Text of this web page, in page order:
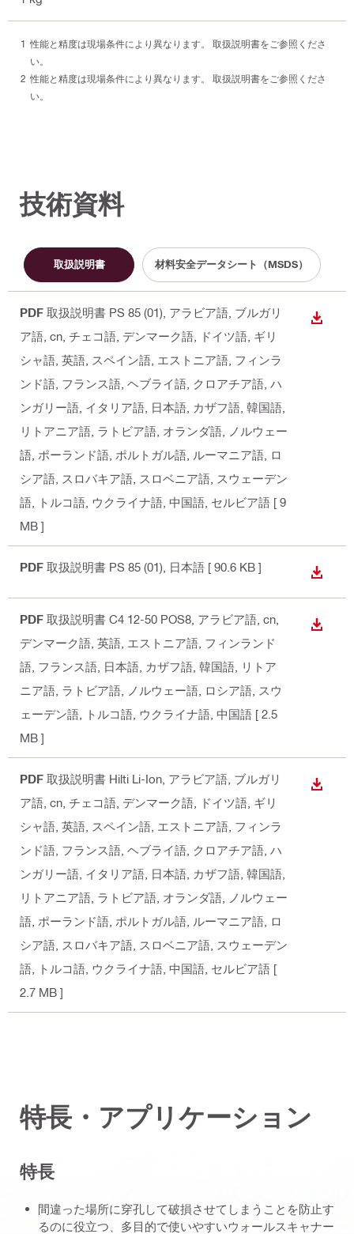
性能と精度は現場条件により異なります。 取扱説明書をご参照くださ
い。
性能と精度は現場条件により異なります。 取扱説明書をご参照くださ
い。
技術資料
取扱説明書 材料安全データシート（MSDS）
PDF 取扱説明書 PS 85 (01) , アラビア語, ブルガリ
ア語, cn, チェコ語, デンマーク語, ドイツ語, ギリ
シャ語, 英語, スペイン語, エストニア語, フィンラ
ンド語, フランス語, ヘブライ語, クロアチア語, ハ
ンガリー語, イタリア語, 日本語, カザフ語, 韓国語,
リトアニア語, ラトビア語, オランダ語, ノルウェー
語, ポーランド語, ポルトガル語, ルーマニア語, ロ
シア語, スロバキア語, スロベニア語, スウェーデン
語, トルコ語, ウクライナ語, 中国語, セルビア語 [ 9
MB ]
ダウン
PDF 取扱説明書 PS 85 (01) , 日本語 [ 90.6 KB ]
ダウン
PDF 取扱説明書 C4 12-50 POS8 , アラビア語, cn,
デンマーク語, 英語, エストニア語, フィンランド
語, フランス語, 日本語, カザフ語, 韓国語, リトア
ニア語, ラトビア語, ノルウェー語, ロシア語, スウ
ェーデン語, トルコ語, ウクライナ語, 中国語 [ 2.5
MB ]
ダウン
PDF 取扱説明書 Hilti Li-Ion , アラビア語, ブルガリ
ア語, cn, チェコ語, デンマーク語, ドイツ語, ギリ
シャ語, 英語, スペイン語, エストニア語, フィンラ
ンド語, フランス語, ヘブライ語, クロアチア語, ハ
ンガリー語, イタリア語, 日本語, カザフ語, 韓国語,
リトアニア語, ラトビア語, オランダ語, ノルウェー
語, ポーランド語, ポルトガル語, ルーマニア語, ロ
シア語, スロバキア語, スロベニア語, スウェーデン
語, トルコ語, ウクライナ語, 中国語, セルビア語 [
2.7 MB ]
ダウン
特長・アプリケーション
特長
間違った場所に穿孔して破損させてしまうことを防止す
るのに役立つ、多目的で使いやすいウォールスキャナー